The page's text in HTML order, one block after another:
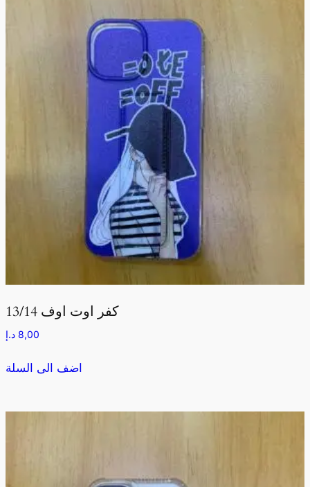
كفر اوت اوف 13/14
8,00 د.إ
اضف الى السلة